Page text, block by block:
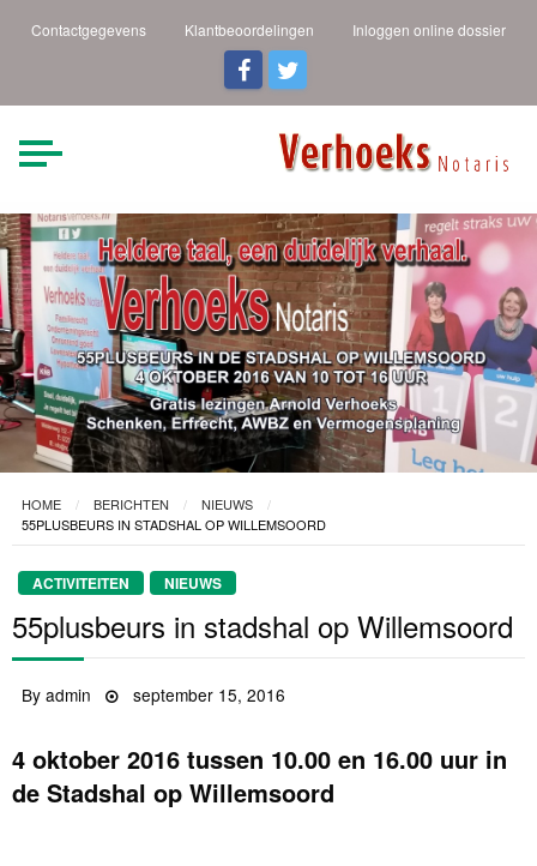
Contactgegevens Klantbeoordelingen Inloggen online dossier
Verhoeks Notaris |
Den Helder
verhaal
HOME BERICHTEN
NIEUWS
55PLUSBEURS IN STADSHAL OP WILLEMSOORD
ACTIVITEITEN NIEUWS
55plusbeurs in stadshal op Willemsoord
Byadmin
Posted
september 15, 2016
4 oktober 2016 tussen 10.00 en 16.00 uur in
de Stadshal op Willemsoord